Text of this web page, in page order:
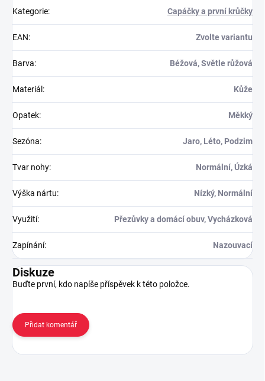
Kategorie: Capáčky a první krůčky
EAN: Zvolte variantu
Barva: Béžová, Světle růžová
Materiál : Kůže
Opatek: Měkký
Sezóna: Jaro, Léto, Podzim
Tvar nohy: Normální, Úzká
Výška nártu: Nízký, Normální
Využití: Přezůvky a domácí obuv, Vycházková
Zapínání: Nazouvací
Diskuze
Buďte první, kdo napíše příspěvek k této položce.
Přidat komentář